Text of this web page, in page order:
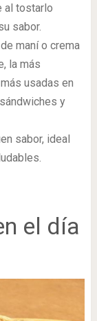
al tostarlo
sabor.
maní o crema
la más
usadas en
y
sabor, ideal
el día